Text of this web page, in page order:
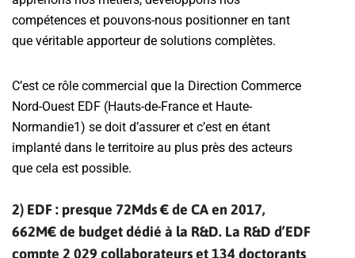
compétences et pouvons-nous positionner en tant
que véritable apporteur de solutions complètes.
C’est ce rôle commercial que la Direction Commerce
Nord-Ouest EDF (Hauts-de-France et Haute-
Normandie1) se doit d’assurer et c’est en étant
implanté dans le territoire au plus près des acteurs
que cela est possible.
2) EDF : presque 72Mds € de CA en 2017,
662M€ de budget dédié à la R&D. La R&D d’EDF
compte 2 029 collaborateurs et 134 doctorants